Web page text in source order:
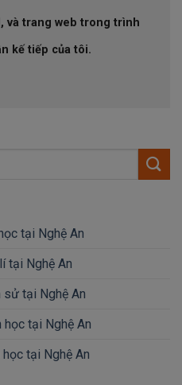
và trang web trong trình
kế tiếp của tôi.
tại Nghệ An
tại Nghệ An
sử tại Nghệ An
học tại Nghệ An
tại Nghệ An